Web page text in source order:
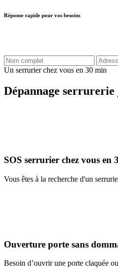
Réponse rapide pour vos besoins
Un serrurier chez vous en 30 min
Dépannage
SOS serrurier chez vous en
Vous êtes à la recherche d'un
Ouverture porte sans
Besoin d’ouvrir une porte claquée